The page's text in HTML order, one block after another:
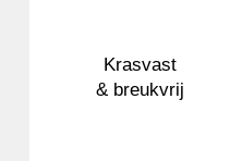
Krasvast
& breukvrij